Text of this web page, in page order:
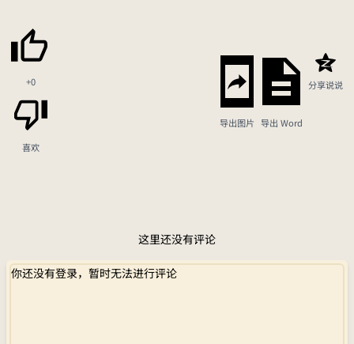
+0
喜欢
导出图片 导出 Word
分享说说
这里还没有评论
你还没有登录，暂时无法进行评论